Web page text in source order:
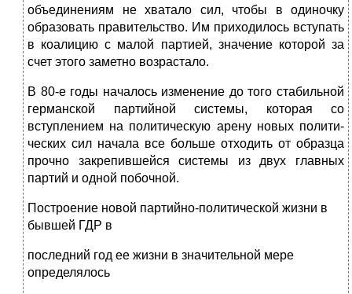
объе­динениям не хватало сил, чтобы в одиночку
образовать правительство. Им приходилось вступать
в коалицию с малой партией, значение которой за
счет этого заметно возрастало.
В 80-е годы началось изменение до того стабильной
германской партий­ной системы, которая со
вступлением на политическую арену новых полити­
ческих сил начала все больше отходить от образца
прочно закрепившейся системы из двух главных
партий и одной побочной.
Построение новой партийно-политической жизни в
бывшей ГДР в
по­следний год ее жизни в значительной мере
определялось